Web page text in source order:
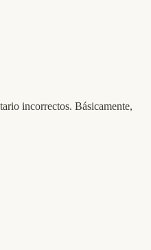
incorrectos. Básicamente,